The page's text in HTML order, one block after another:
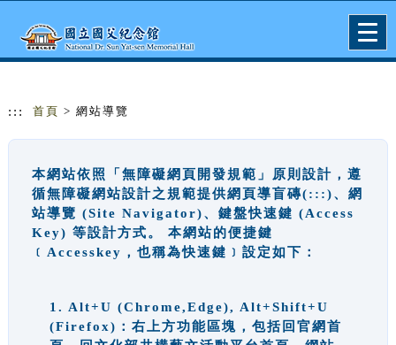
::: 首頁 > 網站導覽
本網站依照「無障礙網頁開發規範」原則設計，遵
循無障礙網站設計之規範提供網頁導盲磚(:::)、網
站導覽 (Site Navigator)、鍵盤快速鍵 (Access
Key) 等設計方式。 本網站的便捷鍵
﹝Accesskey，也稱為快速鍵﹞設定如下：
1. Alt+U (Chrome,Edge), Alt+Shift+U
(Firefox)：右上方功能區塊，包括回官網首